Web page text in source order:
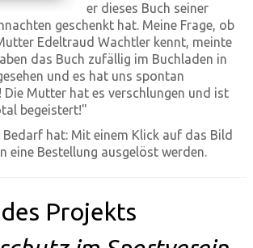
er dieses Buch seiner
geschenkt hat. Meine Frage, ob
Edeltraud Wachtler kennt, meinte
das Buch zufällig im Buchladen in
und es hat uns spontan
Die Mutter hat es verschlungen und ist
begeistert!"
hat: Mit einem Klick auf das Bild
eine Bestellung ausgelöst werden.
Projekts